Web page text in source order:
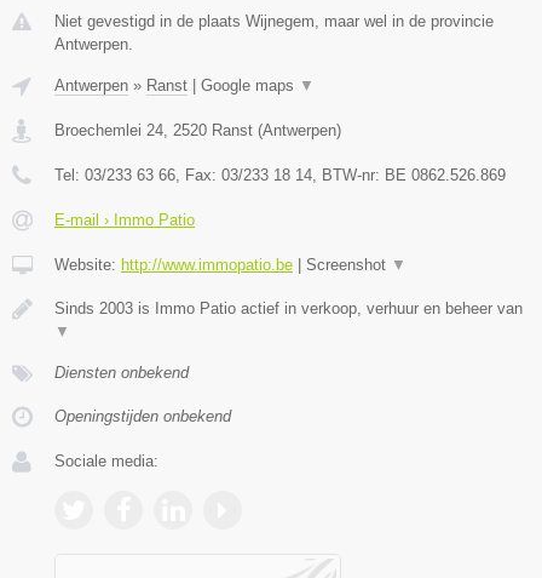
Niet gevestigd in de plaats Wijnegem, maar wel in de provincie
Antwerpen.
Antwerpen » Ranst | Google maps ▼
Broechemlei 24 2520 Ranst (Antwerpen)
Tel: 03/233 63 66 , Fax: 03/233 18 14 , BTW-nr: BE 0862.526.869
E-mail › Immo Patio
Website: http://www.immopatio.be | Screenshot ▼
Sinds 2003 is Immo Patio actief in verkoop, verhuur en beheer van
▼
Diensten onbekend
Openingstijden onbekend
Sociale media: